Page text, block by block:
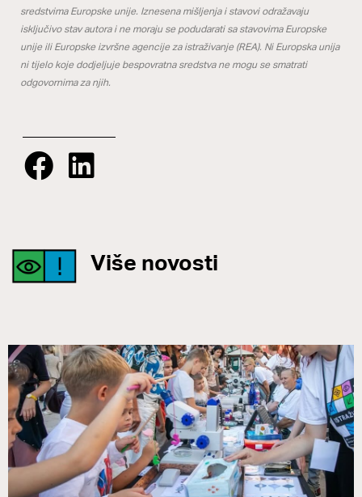
sredstvima Europske unije. Iznesena mišljenja i stavovi odražavaju
isključivo stav autora i ne moraju se podudarati sa stavovima Europske
unije ili Europske izvršne agencije za istraživanje (REA). Ni Europska unija
ni tijelo koje dodjeljuje bespovratna sredstva ne mogu se smatrati
odgovornima za njih.
Više novosti